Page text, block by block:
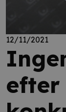
12/11/2021
efter